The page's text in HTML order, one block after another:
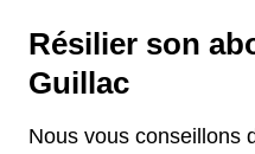
Résilier son
Guillac
Nous vous conseillons